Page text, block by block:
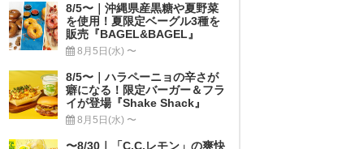
8/5〜｜沖縄県産黒糖や夏野菜
を使用！夏限定ベーグル3種を
販売『BAGEL&BAGEL』
8月5日(水) 〜
8/5〜｜ハラペーニョの辛さが
癖になる！限定バーガー＆フラ
イが登場『Shake Shack』
8月5日(水) 〜
〜8/30｜「C.C.レモン」の爽快